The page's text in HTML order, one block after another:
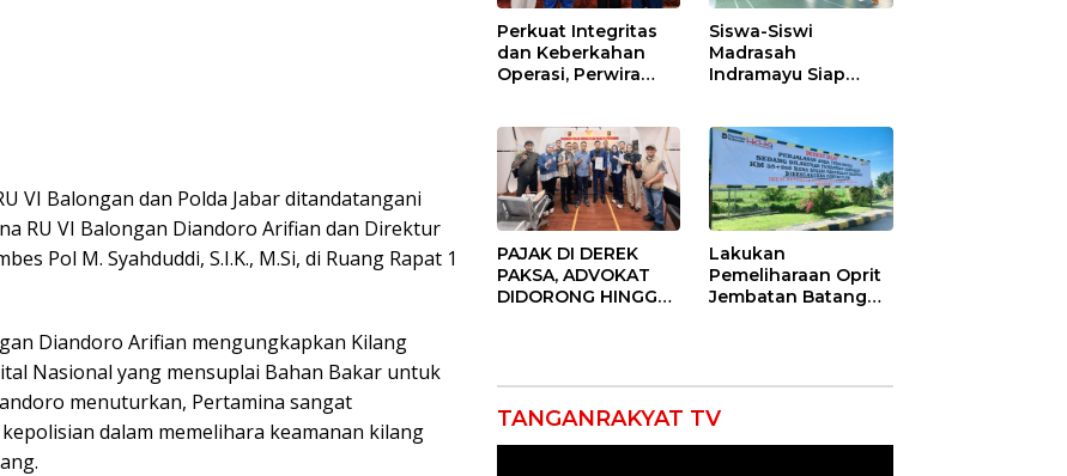
VI Balongan dan Polda Jabar ditandatangani
RU VI Balongan Diandoro Arifian dan Direktur
Pol M. Syahduddi, S.I.K., M.Si, di Ruang Rapat 1
Diandoro Arifian mengungkapkan Kilang
Nasional yang mensuplai Bahan Bakar untuk
menuturkan, Pertamina sangat
dalam memelihara keamanan kilang
Perkuat Integritas
dan Keberkahan
Operasi, Perwira
Siswa-Siswi
Madrasah
Indramayu Siap
Provinsi 2026
PAJAK DI DEREK
PAKSA, ADVOKAT
DIDORONG HINGGA
Ngamuk Kepung
Lakukan
Pemeliharaan Oprit
Jembatan Batang
Tol Binjai–Langsa
TANGANRAKYAT TV